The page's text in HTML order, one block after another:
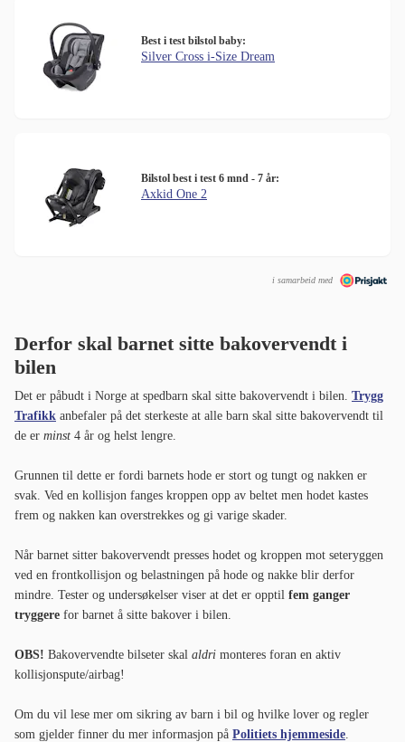
Best i test bilstol baby:
Silver Cross i-Size Dream
Bilstol best i test 6 mnd - 7 år:
Axkid One 2
i samarbeid med
Derfor skal barnet sitte bakovervendt i
bilen
Det er påbudt i Norge at spedbarn skal sitte bakovervendt i bilen. Trygg
Trafikk anbefaler på det sterkeste at alle barn skal sitte bakovervendt til
de er minst 4 år og helst lengre.
Grunnen til dette er fordi barnets hode er stort og tungt og nakken er
svak. Ved en kollisjon fanges kroppen opp av beltet men hodet kastes
frem og nakken kan overstrekkes og gi varige skader.
Når barnet sitter bakovervendt presses hodet og kroppen mot seteryggen
ved en frontkollisjon og belastningen på hode og nakke blir derfor
mindre. Tester og undersøkelser viser at det er opptil fem ganger
tryggere for barnet å sitte bakover i bilen.
OBS! Bakovervendte bilseter skal aldri monteres foran en aktiv
kollisjonspute/airbag!
Om du vil lese mer om sikring av barn i bil og hvilke lover og regler
som gjelder finner du mer informasjon på Politiets hjemmeside